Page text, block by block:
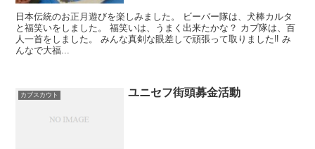
日本伝統のお正月遊びを楽しみました。 ビーバー隊は、犬棒カルタ
と福笑いをしました。 福笑いは、うまく出来たかな？ カブ隊は、百
人一首をしました。 みんな真剣な眼差しで頑張って取りました‼️ み
んなで大福...
カブスカウト ユニセフ街頭募金活動